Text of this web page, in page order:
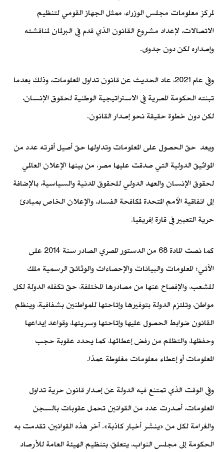
لمركز معلومات مجلس الوزراء، ممثل الجهاز القومي لتنظيم
الاتصالات، لإعداد مشروع القانون الذي قدم في البرلمان لمناقشته
وإصداره لكن دون جدوى.
وفي عام 2021، عاد الحديث عن قانون تداول المعلومات، وذلك بعدما
تبنته الحكومة المصرية في الاستراتيجية الوطنية لحقوق الإنسان،
لكن دون خطوة حقيقة نحو إصدار القانون.
ويعد حق الحصول على المعلومات وتداولها حق أصيل أقرته عدد من
المواثيق الدولية التي صدقت عليها مصر، من بينها الإعلان العالمي
لحقوق الإنسان والعهد الدولي للحقوق المدنية والسياسية، بالإضافة
إلى اتفاقية الأمم المتحدة لمكافحة الفساد، والإعلان الخاص بمبادئ
حرية التعبير في قارة إفريقيا.
كما نصت المادة 68 من الدستور المصري الصادر سنة 2014 على
الآتي: المعلومات والبيانات والإحصاءات والوثائق الرسمية ملك
للشعب، والإفصاح عنها من مصادرها المختلفة، حق تكفله الدولة لكل
مواطن، وتلتزم الدولة بتوفيرها وإتاحتها للمواطنين بشفافية، وينظم
القانون ضوابط الحصول عليها وإتاحتها وسريتها، وقواعد إيداعها
وحفظها، والتظلم من رفض إعطائها، كما يحدد عقوبة حجب
المعلومات أو إعطاء معلومات مغلوطة عمدًا.
وفي الوقت الذي تمتنع فيه الدولة عن إصدار قانون حرية تداول
المعلومات، أصدرت عدد من القوانين تحمل عقوبات بالسجن
والغرامة لكل من «ينشر أخبار كاذبة». آخر هذه القوانين، تقدمت به
الحكومة إلى مجلس النواب، يتعلق، بتنظيم الهيئة العامة للأرصاد